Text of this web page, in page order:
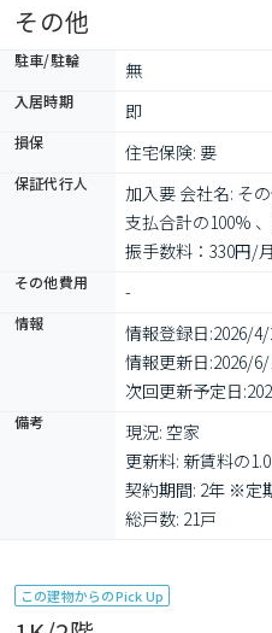
その他
駐車/駐輪 無
入居時期 即
損保 住宅保険: 要
保証代行人
加入要 会社名: そ
支払合計の100%
振手数料：330円/月
その他費用 -
情報 情報登録日:2026/
情報更新日:2026/
次回更新予定日:
備考
現況: 空家
更新料: 新賃料の
契約期間: 2年 ※定
総戸数: 21戸
この建物からのPick Up